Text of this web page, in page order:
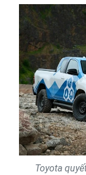
Toyota